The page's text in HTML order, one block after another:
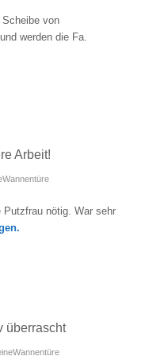
von
werden die Fa.
Arbeit!
nötig. War sehr
überrascht